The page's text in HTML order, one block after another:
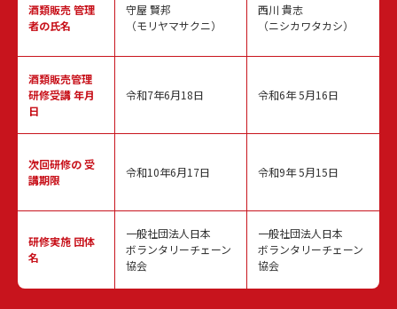
酒類販売管理
者の氏名
酒類販売管理
研修受講 年月
日
次回研修の受
講期限
研修実施 団体
名
守屋 賢邦
（モリヤマサクニ）
令和7年6月18日
令和10年6月17日
一般社団法人日本
ボランタリーチェーン
協会
西川 貴志
（ニシカワタカシ）
令和6年 5月16日
令和9年 5月15日
一般社団法人日本
ボランタリーチェーン
協会